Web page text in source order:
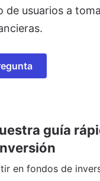
de usuarios a
guía
en fondos de